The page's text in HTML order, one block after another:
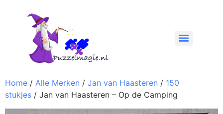
Home / Alle Merken / Jan van Haasteren / 150
stukjes / Jan van Haasteren – Op de Camping